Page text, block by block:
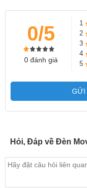
0/5
0 đánh giá
1
2
3
4
5
GỬI
Hỏi, Đáp về Đèn